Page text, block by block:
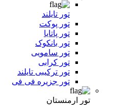
تور تایلند
تور پوکت
تور پاتایا
تور بانکوک
تور سامویی
تور کرابی
تور ترکیبی تایلند
تور جزیره فی فی
تور ارمنستان